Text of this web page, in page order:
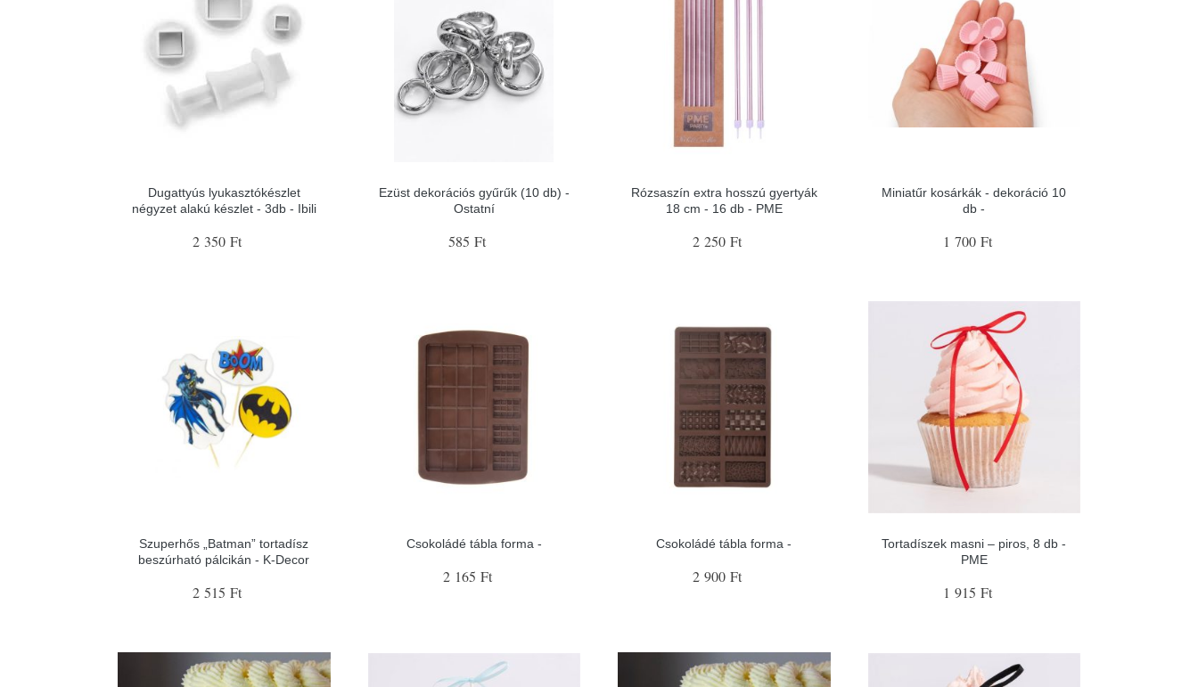
Dugattyús lyukasztókészlet
négyzet alakú készlet - 3db - Ibili
2 350 Ft
Ezüst dekorációs gyűrűk (10 db) -
Ostatní
585 Ft
Rózsaszín extra hosszú gyertyák
18 cm - 16 db - PME
2 250 Ft
Miniatűr kosárkák - dekoráció 10
db -
1 700 Ft
Szuperhős „Batman” tortadísz
beszúrható pálcikán - K-Decor
2 515 Ft
Csokoládé tábla forma -
2 165 Ft
Csokoládé tábla forma -
2 900 Ft
Tortadíszek masni – piros, 8 db -
PME
1 915 Ft